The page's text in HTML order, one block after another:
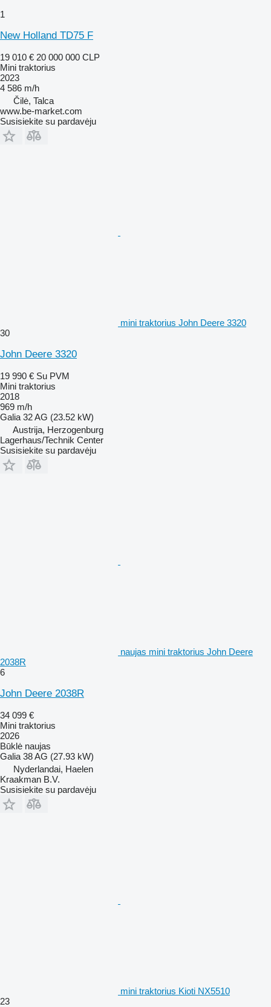
1
New Holland TD75 F
19 010 € 20 000 000 CLP
Mini traktorius
2023
4 586 m/h
Čilė, Talca
www.be-market.com
Susisiekite su pardavėju
mini traktorius John Deere 3320
30
John Deere 3320
19 990 € Su PVM
Mini traktorius
2018
969 m/h
Galia 32 AG (23.52 kW)
Austrija, Herzogenburg
Lagerhaus/Technik Center
Susisiekite su pardavėju
naujas mini traktorius John Deere
2038R
6
John Deere 2038R
34 099 €
Mini traktorius
2026
Būklė naujas
Galia 38 AG (27.93 kW)
Nyderlandai, Haelen
Kraakman B.V.
Susisiekite su pardavėju
mini traktorius Kioti NX5510
23